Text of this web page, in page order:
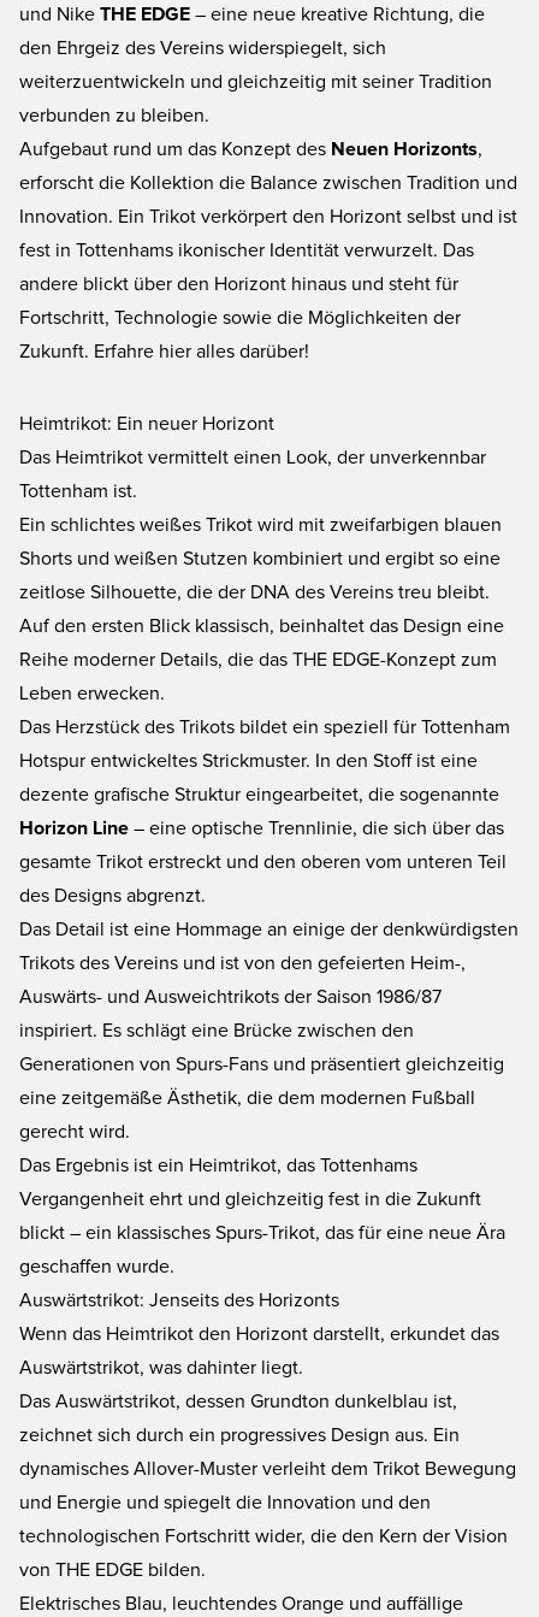
und Nike THE EDGE – eine neue kreative Richtung, die
den Ehrgeiz des Vereins widerspiegelt, sich
weiterzuentwickeln und gleichzeitig mit seiner Tradition
verbunden zu bleiben.
Aufgebaut rund um das Konzept des Neuen Horizonts,
erforscht die Kollektion die Balance zwischen Tradition und
Innovation. Ein Trikot verkörpert den Horizont selbst und ist
fest in Tottenhams ikonischer Identität verwurzelt. Das
andere blickt über den Horizont hinaus und steht für
Fortschritt, Technologie sowie die Möglichkeiten der
Zukunft. Erfahre hier alles darüber!
Heimtrikot: Ein neuer Horizont
Das Heimtrikot vermittelt einen Look, der unverkennbar
Tottenham ist.
Ein schlichtes weißes Trikot wird mit zweifarbigen blauen
Shorts und weißen Stutzen kombiniert und ergibt so eine
zeitlose Silhouette, die der DNA des Vereins treu bleibt.
Auf den ersten Blick klassisch, beinhaltet das Design eine
Reihe moderner Details, die das THE EDGE-Konzept zum
Leben erwecken.
Das Herzstück des Trikots bildet ein speziell für Tottenham
Hotspur entwickeltes Strickmuster. In den Stoff ist eine
dezente grafische Struktur eingearbeitet, die sogenannte
Horizon Line – eine optische Trennlinie, die sich über das
gesamte Trikot erstreckt und den oberen vom unteren Teil
des Designs abgrenzt.
Das Detail ist eine Hommage an einige der denkwürdigsten
Trikots des Vereins und ist von den gefeierten Heim-,
Auswärts- und Ausweichtrikots der Saison 1986/87
inspiriert. Es schlägt eine Brücke zwischen den
Generationen von Spurs-Fans und präsentiert gleichzeitig
eine zeitgemäße Ästhetik, die dem modernen Fußball
gerecht wird.
Das Ergebnis ist ein Heimtrikot, das Tottenhams
Vergangenheit ehrt und gleichzeitig fest in die Zukunft
blickt – ein klassisches Spurs-Trikot, das für eine neue Ära
geschaffen wurde.
Auswärtstrikot: Jenseits des Horizonts
Wenn das Heimtrikot den Horizont darstellt, erkundet das
Auswärtstrikot, was dahinter liegt.
Das Auswärtstrikot, dessen Grundton dunkelblau ist,
zeichnet sich durch ein progressives Design aus. Ein
dynamisches Allover-Muster verleiht dem Trikot Bewegung
und Energie und spiegelt die Innovation und den
technologischen Fortschritt wider, die den Kern der Vision
von THE EDGE bilden.
Elektrisches Blau, leuchtendes Orange und auffällige